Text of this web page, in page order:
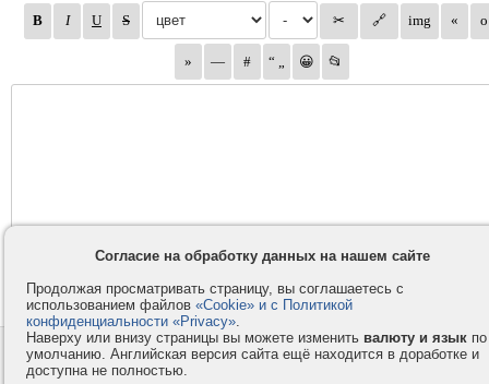
Контакты
Компания
Privacy и Cookie
Согласие на обработку данных на нашем сайте
Продолжая просматривать страницу, вы соглашаетесь с
использованием файлов «Cookie» и с Политикой
конфиденциальности «Privacy».
Наверху или внизу страницы вы можете изменить валюту и язык по
умолчанию. Английская версия сайта ещё находится в доработке и
доступна не полностью.